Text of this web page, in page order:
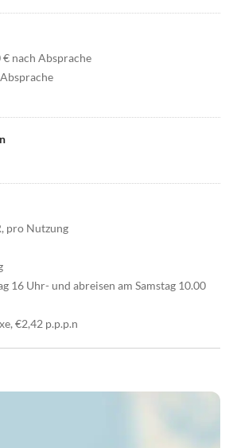
nach Absprache
pro Nutzung
16 Uhr- und abreisen am Samstag 10.00
€2,42 p.p.p.n